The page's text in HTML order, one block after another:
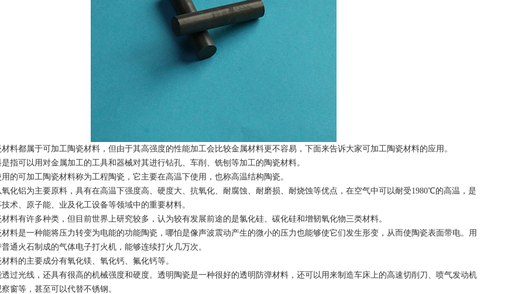
料都属于可加工陶瓷材料，但由于其高强度的性能加工会比较金属材料更不容易，下面来告诉大家可加工陶瓷材料的应用。
指可以用对金属加工的工具和器械对其进行钻孔、车削、铣刨等加工的陶瓷材料。
的可加工陶瓷材料称为工程陶瓷，它主要在高温下使用，也称高温结构陶瓷。
化铝为主要原料，具有在高温下强度高、硬度大、抗氧化、耐腐蚀、耐磨损、耐烧蚀等优点，在空气中可以耐受1980℃的高温，是
术、原子能、业及化工设备等领域中的重要材料。
料有许多种类，但目前世界上研究较多，认为较有发展前途的是氯化硅、碳化硅和增韧氧化物三类材料。
料是一种能将压力转变为电能的功能陶瓷，哪怕是像声波震动产生的微小的压力也能够使它们发生形变，从而使陶瓷表面带电。用
通火石制成的气体电子打火机，能够连续打火几万次。
料的主要成分有氧化镁、氧化钙、氟化钙等。
过光线，还具有很高的机械强度和硬度。透明陶瓷是一种很好的透明防弹材料，还可以用来制造车床上的高速切削刀、喷气发动机
窗等，甚至可以代替不锈钢。